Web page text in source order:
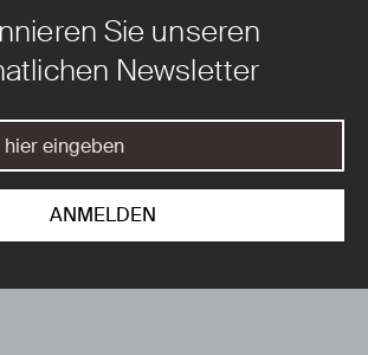
Sie unseren
Newsletter